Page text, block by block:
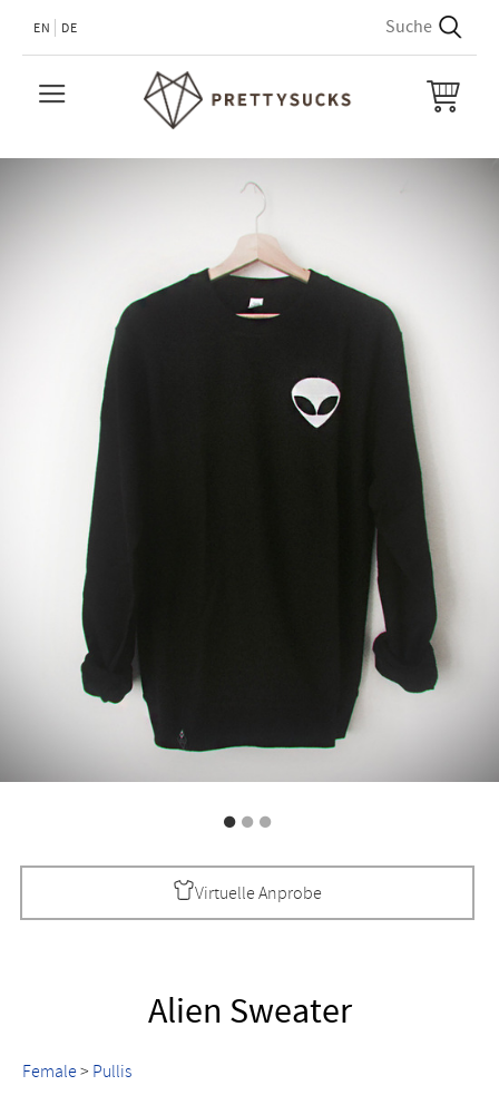
EN DE
Virtuelle Anprobe
Alien Sweater
Female> Pullis